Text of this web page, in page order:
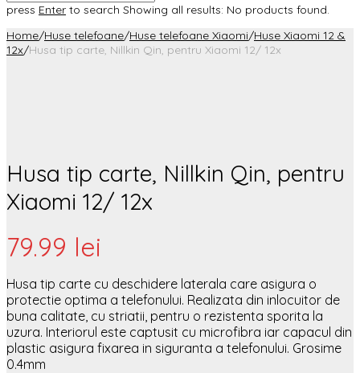
press Enter to search Showing all results: No products found.
Home/Huse telefoane/Huse telefoane Xiaomi/Huse Xiaomi 12 &
12x/Husa tip carte, Nillkin Qin, pentru Xiaomi 12/ 12x
Husa tip carte, Nillkin Qin, pentru
Xiaomi 12/ 12x
79.99 lei
Husa tip carte cu deschidere laterala care asigura o
protectie optima a telefonului. Realizata din inlocuitor de
buna calitate, cu striatii, pentru o rezistenta sporita la
uzura. Interiorul este captusit cu microfibra iar capacul din
plastic asigura fixarea in siguranta a telefonului. Grosime
0.4mm